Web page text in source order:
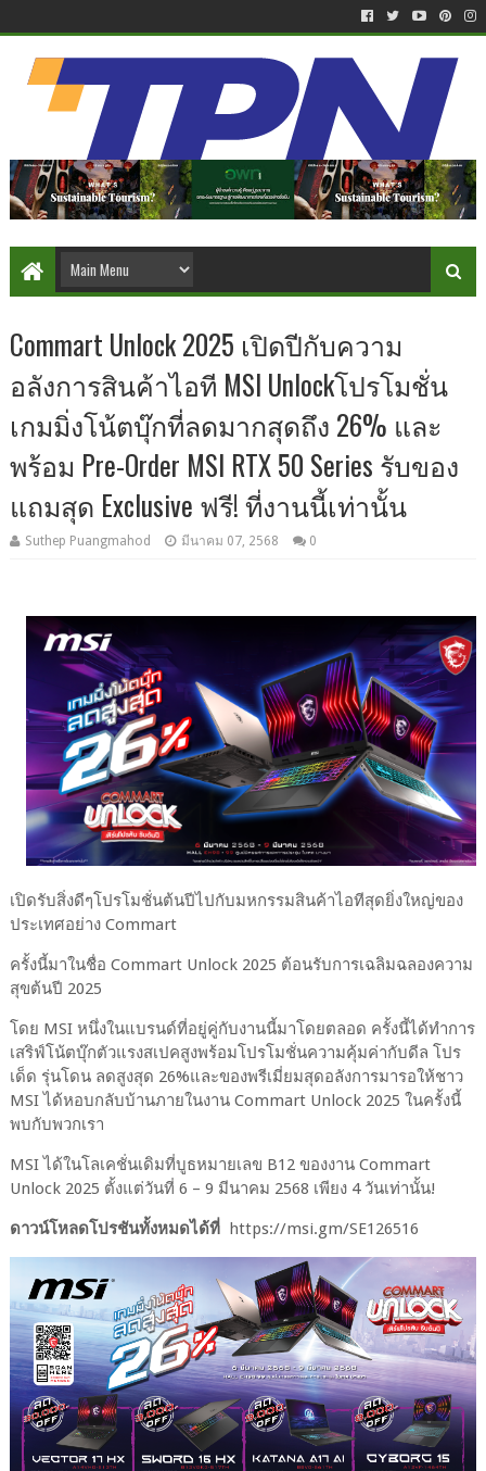
Commart Unlock 2025 เปิดปีกับความ
อลังการสินค้าไอที MSI Unlockโปรโมชั่น
เกมมิ่งโน้ตบุ๊กที่ลดมากสุดถึง 26% และ
พร้อม Pre-Order MSI RTX 50 Series รับของ
แถมสุด Exclusive ฟรี! ที่งานนี้เท่านั้น
Suthep Puangmahod มีนาคม 07, 2568 0
เปิดรับสิ่งดีๆโปรโมชั่นต้นปีไปกับมหกรรมสินค้าไอทีสุดยิ่งใหญ่ของ
ประเทศอย่าง Commart
ครั้งนี้มาในชื่อ Commart Unlock 2025 ต้อนรับการเฉลิมฉลองความ
สุขต้นปี 2025
โดย MSI หนึ่งในแบรนด์ที่อยู่คู่กับงานนี้มาโดยตลอด ครั้งนี้ได้ทำการ
เสริฟ์โน้ตบุ๊กตัวแรงสเปคสูงพร้อมโปรโมชั่นความคุ้มค่ากับดีล โปร
เด็ด รุ่นโดน ลดสูงสุด 26%และของพรีเมี่ยมสุดอลังการมารอให้ชาว
MSI ได้หอบกลับบ้านภายในงาน Commart Unlock 2025 ในครั้งนี้
พบกับพวกเรา
MSI ได้ในโลเคชั่นเดิมที่บูธหมายเลข B12 ของงาน Commart
Unlock 2025 ตั้งแต่วันที่ 6 – 9 มีนาคม 2568 เพียง 4 วันเท่านั้น!
ดาวน์โหลดโปรชันทั้งหมดได้ที่https://msi.gm/SE126516